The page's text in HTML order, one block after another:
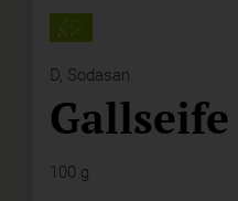
D, Sodasan
Gallseife
100 g